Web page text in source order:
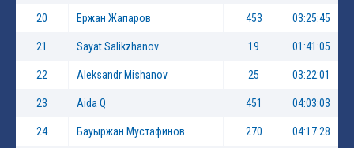
20 Ержан Жапаров 453 03:25:45
21 Sayat Salikzhanov 19 01:41:05
22 Aleksandr Mishanov 25 03:22:01
23 Aida Q 451 04:03:03
24 Бауыржан Мустафинов 270 04:17:28